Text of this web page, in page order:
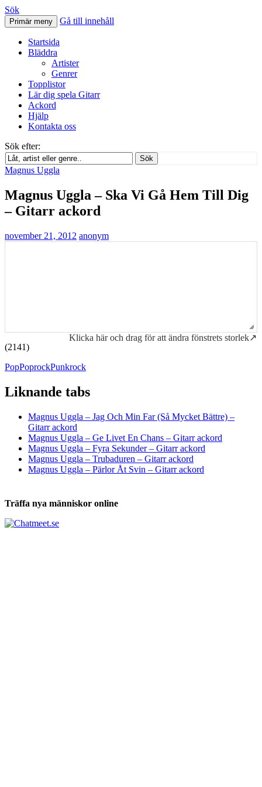
Svenskatabs.se
Sök
Primär meny Gå till innehåll
Startsida
Bläddra
Artister
Genrer
Topplistor
Lär dig spela Gitarr
Ackord
Hjälp
Kontakta oss
Sök efter:
Sök
Magnus Uggla
Magnus Uggla – Ska Vi Gå Hem Till Dig
– Gitarr ackord
november 21, 2012 anonym
Klicka här och drag för att ändra fönstrets storlek↗
(2141)
PopPoprockPunkrock
Liknande tabs
Magnus Uggla – Jag Och Min Far (Så Mycket Bättre) –
Gitarr ackord
Magnus Uggla – Ge Livet En Chans – Gitarr ackord
Magnus Uggla – Fyra Sekunder – Gitarr ackord
Magnus Uggla – Trubaduren – Gitarr ackord
Magnus Uggla – Pärlor Åt Svin – Gitarr ackord
Träffa nya människor online